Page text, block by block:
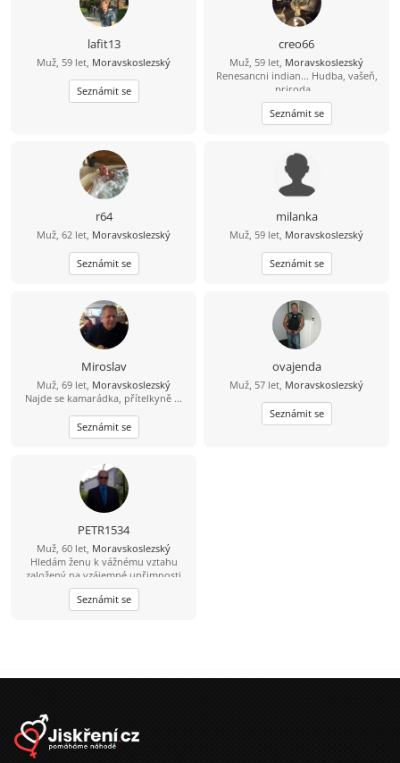
lafit13
Muž, 59 let, Moravskoslezský
Seznámit se
creo66
Muž, 59 let, Moravskoslezský
Renesancni indian... Hudba, vašeň,
priroda...
Seznámit se
r64
Muž, 62 let, Moravskoslezský
Seznámit se
milanka
Muž, 59 let, Moravskoslezský
Seznámit se
Miroslav
Muž, 69 let, Moravskoslezský
Najde se kamarádka, přítelkyně ...
Seznámit se
ovajenda
Muž, 57 let, Moravskoslezský
Seznámit se
PETR1534
Muž, 60 let, Moravskoslezský
Hledám ženu k vážnému vztahu
založený na vzájemné upřimnosti
,důvěře a toleranci.
Seznámit se